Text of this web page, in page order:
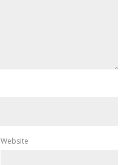
Website